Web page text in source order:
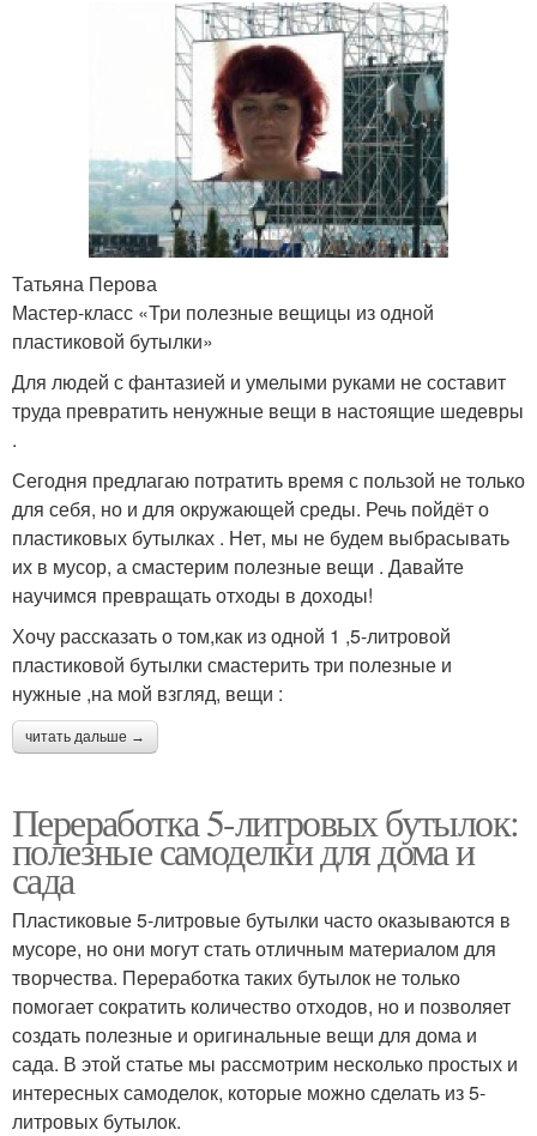
Татьяна Перова
Мастер-класс «Три полезные вещицы из одной
пластиковой бутылки»
Для людей с фантазией и умелыми руками не составит
труда превратить ненужные вещи в настоящие шедевры
.
Сегодня предлагаю потратить время с пользой не только
для себя, но и для окружающей среды. Речь пойдёт о
пластиковых бутылках . Нет, мы не будем выбрасывать
их в мусор, а смастерим полезные вещи . Давайте
научимся превращать отходы в доходы!
Хочу рассказать о том,как из одной 1 ,5-литровой
пластиковой бутылки смастерить три полезные и
нужные ,на мой взгляд, вещи :
читать дальше →
Переработка 5-литровых бутылок:
полезные самоделки для дома и
сада
Пластиковые 5-литровые бутылки часто оказываются в
мусоре, но они могут стать отличным материалом для
творчества. Переработка таких бутылок не только
помогает сократить количество отходов, но и позволяет
создать полезные и оригинальные вещи для дома и
сада. В этой статье мы рассмотрим несколько простых и
интересных самоделок, которые можно сделать из 5-
литровых бутылок.